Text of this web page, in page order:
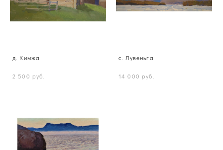
д. Кимжа
2 500 pуб.
с. Лувеньга
14 000 pуб.